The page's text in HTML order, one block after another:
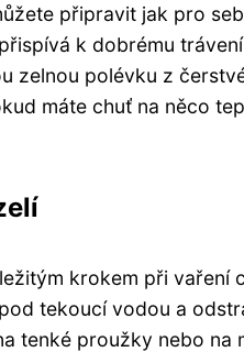
připravit jak pro
k dobrému
zelnou polévku z
máte chuť na něco
krokem při
tekoucí vodou a
tenké proužky nebo